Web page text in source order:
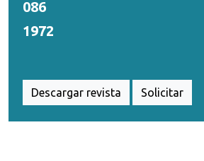
086
1972
Descargar revista Solicitar